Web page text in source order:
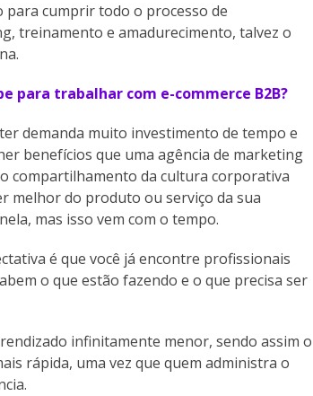
para cumprir todo o processo de
treinamento e amadurecimento, talvez o
para trabalhar com e-commerce B2B?
demanda muito investimento de tempo e
benefícios que uma agência de marketing
compartilhamento da cultura corporativa
melhor do produto ou serviço da sua
mas isso vem com o tempo.
é que você já encontre profissionais
o que estão fazendo e o que precisa ser
infinitamente menor, sendo assim o
rápida, uma vez que quem administra o